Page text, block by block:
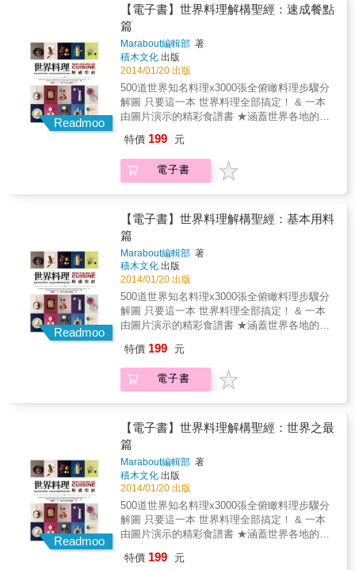
目瞭然，準備起來更方便。 私房小祕訣：提供
超實用料理小訣竅，讓料理更完美。 貼心小提
示：提供料理過程須注意的小細節與實用建
議。 本書特色 1.收錄 500道世界知名傳統料
理，從簡單到複雜，一網打盡。 2.3000張全俯
瞰料理步驟分解圖，解構每個料理步驟，詳細
呈現烹煮階段，一看就會！ 3.從前菜到甜點，
從簡易到精緻，從家常菜到宴客菜，一應俱
彩。 5.提供「超實用小祕訣」，讓料理更完
鳥也能輕鬆上手，是廚房必備的料理聖經。
方式非常的棒，以圖片分解每個不同料理階
段，步驟解說一個接一個，就連初學的外行
人，都能一目瞭然！某些異國餐點，更是充滿
當地色彩。 ★書中料理變化萬千、極為美味，
講解清晰，讓所有人都能輕鬆上手。全書一共
有3000張步驟圖，尤其是對廚房新手而言，按
部就班地呈現烹煮的各個階段，相當有幫助。
★精緻又簡易的食譜，除了家常菜，還有能端
出來的宴客菜，能激發出用餐者的胃口與好奇
心。 本書使用說明 創新式全俯瞰料理步驟分解
精美清晰，文字說明簡明扼要。文圖相輔相
成，讓所有人都能輕鬆上手。 & 分量、備料時
間、烹煮時間：讓料理者者便於掌握分量，並
目瞭然，準備起來更方便。 私房小祕訣：提供
超實用料理小訣竅，讓料理更完美。 貼心小提
示：提供料理過程須注意的小細節與實用建
議。 本書特色 1.收錄 500道世界知名傳統料
理，從簡單到複雜，一網打盡。 2.3000張全俯
瞰料理步驟分解圖，解構每個料理步驟，詳細
呈現烹煮階段，一看就會！ 3.從前菜到甜點，
從簡易到精緻，從家常菜到宴客菜，一應俱
彩。 5.提供「超實用小祕訣」，讓料理更完
鳥也能輕鬆上手，是廚房必備的料理聖經。
Readmoo
【電子書】世界料理解構聖經：速成餐點
篇
Marabout編輯部 著
積木文化 出版
2014/01/20 出版
500道世界知名料理x3000張全俯瞰料理步驟分
解圖 只要這一本 世界料理全部搞定！ & 一本
由圖片演示的精彩食譜書 ★涵蓋世界各地的傳
飯、摩洛哥蔬菜燉羊肉、印度乳酪菠菜、越南
春捲．．．等等，一共500道。另外也提供超實
用料理小祕訣、食用建議、注意事項，提高料
方式非常的棒，以圖片分解每個不同料理階
段，步驟解說一個接一個，就連初學的外行
人，都能一目瞭然！某些異國餐點，更是充滿
當地色彩。 ★書中料理變化萬千、極為美味，
講解清晰，讓所有人都能輕鬆上手。全書一共
有3000張步驟圖，尤其是對廚房新手而言，按
部就班地呈現烹煮的各個階段，相當有幫助。
★精緻又簡易的食譜，除了家常菜，還有能端
出來的宴客菜，能激發出用餐者的胃口與好奇
心。 本書使用說明 創新式全俯瞰料理步驟分解
精美清晰，文字說明簡明扼要。文圖相輔相
成，讓所有人都能輕鬆上手。 & 分量、備料時
間、烹煮時間：讓料理者者便於掌握分量，並
目瞭然，準備起來更方便。 私房小祕訣：提供
超實用料理小訣竅，讓料理更完美。 貼心小提
示：提供料理過程須注意的小細節與實用建
議。 本書特色 1.收錄 500道世界知名傳統料
理，從簡單到複雜，一網打盡。 2.3000張全俯
瞰料理步驟分解圖，解構每個料理步驟，詳細
呈現烹煮階段，一看就會！ 3.從前菜到甜點，
從簡易到精緻，從家常菜到宴客菜，一應俱
彩。 5.提供「超實用小祕訣」，讓料理更完
特價 199 元
電子書
Readmoo
【電子書】世界料理解構聖經：基本用料
篇
Marabout編輯部 著
積木文化 出版
2014/01/20 出版
500道世界知名料理x3000張全俯瞰料理步驟分
解圖 只要這一本 世界料理全部搞定！ & 一本
由圖片演示的精彩食譜書 ★涵蓋世界各地的傳
飯、摩洛哥蔬菜燉羊肉、印度乳酪菠菜、越南
春捲．．．等等，一共500道。另外也提供超實
用料理小祕訣、食用建議、注意事項，提高料
方式非常的棒，以圖片分解每個不同料理階
段，步驟解說一個接一個，就連初學的外行
人，都能一目瞭然！某些異國餐點，更是充滿
當地色彩。 ★書中料理變化萬千、極為美味，
講解清晰，讓所有人都能輕鬆上手。全書一共
有3000張步驟圖，尤其是對廚房新手而言，按
部就班地呈現烹煮的各個階段，相當有幫助。
★精緻又簡易的食譜，除了家常菜，還有能端
出來的宴客菜，能激發出用餐者的胃口與好奇
心。 本書使用說明 創新式全俯瞰料理步驟分解
特價 199 元
電子書
Readmoo
【電子書】世界料理解構聖經：世界之最
篇
Marabout編輯部 著
積木文化 出版
2014/01/20 出版
500道世界知名料理x3000張全俯瞰料理步驟分
解圖 只要這一本 世界料理全部搞定！ & 一本
由圖片演示的精彩食譜書 ★涵蓋世界各地的傳
飯、摩洛哥蔬菜燉羊肉、印度乳酪菠菜、越南
特價 199 元